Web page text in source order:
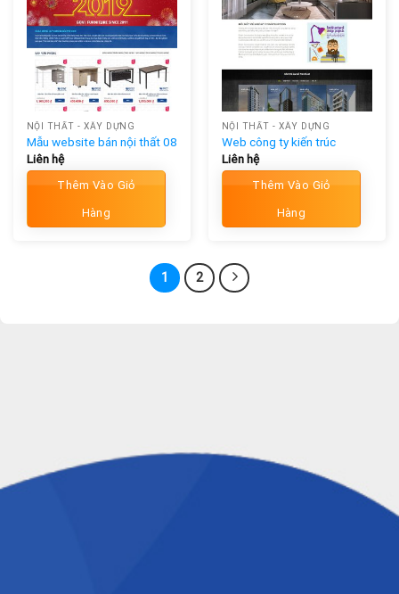
NỘI THẤT - XÂY DỰNG
Mẫu website bán nội thất 08
Liên hệ
Thêm Vào Giỏ
Hàng
NỘI THẤT - XÂY DỰNG
Web công ty kiến trúc
Liên hệ
Thêm Vào Giỏ
Hàng
1 2